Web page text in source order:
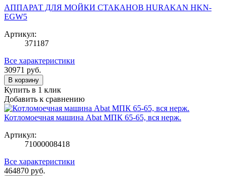
АППАРАТ ДЛЯ МОЙКИ СТАКАНОВ HURAKAN HKN-
EGW5
Артикул:
371187
Все характеристики
30971 руб.
В корзину
Купить в 1 клик
Добавить к сравнению
Котломоечная машина Abat МПК 65-65, вся нерж.
Артикул:
71000008418
Все характеристики
464870 руб.